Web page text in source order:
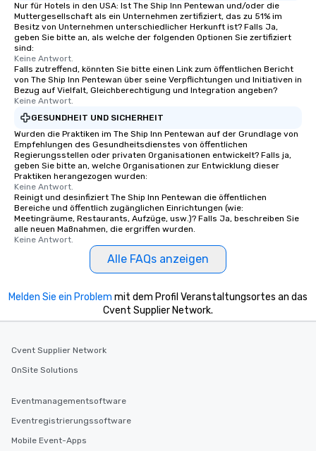
Nur für Hotels in den USA: Ist The Ship Inn Pentewan und/oder die
Muttergesellschaft als ein Unternehmen zertifiziert, das zu 51% im
Besitz von Unternehmen unterschiedlicher Herkunft ist? Falls Ja,
geben Sie bitte an, als welche der folgenden Optionen Sie zertifiziert
sind:
Keine Antwort.
Falls zutreffend, könnten Sie bitte einen Link zum öffentlichen Bericht
von The Ship Inn Pentewan über seine Verpflichtungen und Initiativen in
Bezug auf Vielfalt, Gleichberechtigung und Integration angeben?
Keine Antwort.
GESUNDHEIT UND SICHERHEIT
Wurden die Praktiken im The Ship Inn Pentewan auf der Grundlage von
Empfehlungen des Gesundheitsdienstes von öffentlichen
Regierungsstellen oder privaten Organisationen entwickelt? Falls ja,
geben Sie bitte an, welche Organisationen zur Entwicklung dieser
Praktiken herangezogen wurden:
Keine Antwort.
Reinigt und desinfiziert The Ship Inn Pentewan die öffentlichen
Bereiche und öffentlich zugänglichen Einrichtungen (wie:
Meetingräume, Restaurants, Aufzüge, usw.)? Falls Ja, beschreiben Sie
alle neuen Maßnahmen, die ergriffen wurden.
Keine Antwort.
Alle FAQs anzeigen
Melden Sie ein Problem mit dem Profil Veranstaltungsortes an das
Cvent Supplier Network.
Cvent Supplier Network
OnSite Solutions
Eventmanagementsoftware
Eventregistrierungssoftware
Mobile Event-Apps